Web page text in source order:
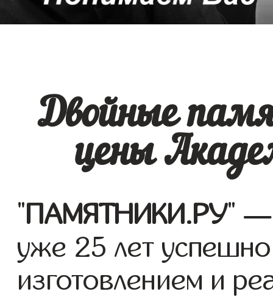
Двойные
цены
"ПАМЯТНИКИ.РУ" —
уже 25 лет
изготовлением и